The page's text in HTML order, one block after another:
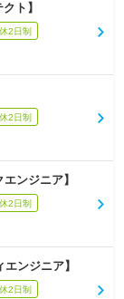
ト】
2日制
2日制
ンジニア】
2日制
ンジニア】
2日制